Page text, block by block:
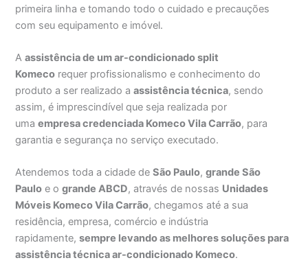
primeira linha e tomando todo o cuidado e precauções
com seu equipamento e imóvel.
Aassistência de um ar-condicionado split
Komeco requer profissionalismo e conhecimento do
produto a ser realizado aassistência técnica, sendo
assim, é imprescindível que seja realizada por
umaempresa credenciada Komeco Vila Carrão, para
garantia e segurança no serviço executado.
Atendemos toda a cidade deSão Paulo,grande São
Paulo e ogrande ABCD, através de nossas Unidades
Móveis Komeco Vila Carrão, chegamos até a sua
residência, empresa, comércio e indústria
rapidamente,sempre levando as melhores soluções para
assistência técnica ar-condicionado Komeco.